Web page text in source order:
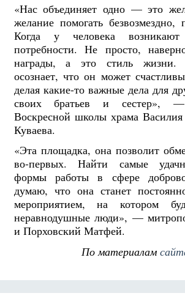
«Нас объединяет одно — это
желание помогать безвозмездно,
Когда у человека возникают
потребности. Не просто,
награды, а это стиль жизни.
осознает, что он может
делая какие-то важные дела для
своих братьев и сестер», —
Воскресной школы храма
Куваева.
«Эта площадка, она позволит
во-первых. Найти самые
формы работы в сфере
думаю, что она станет
мероприятием, на котором
неравнодушные люди», —
и Порховский Матфей.
По материалам